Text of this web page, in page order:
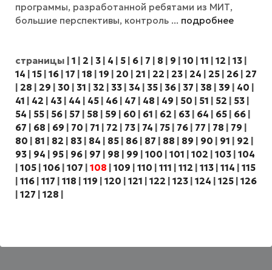
программы, разработанной ребятами из МИТ,
большие перспективы, контроль ... подробнее
страницы | 1 | 2 | 3 | 4 | 5 | 6 | 7 | 8 | 9 | 10 | 11 | 12 | 13 |
14 | 15 | 16 | 17 | 18 | 19 | 20 | 21 | 22 | 23 | 24 | 25 | 26 | 27
| 28 | 29 | 30 | 31 | 32 | 33 | 34 | 35 | 36 | 37 | 38 | 39 | 40 |
41 | 42 | 43 | 44 | 45 | 46 | 47 | 48 | 49 | 50 | 51 | 52 | 53 |
54 | 55 | 56 | 57 | 58 | 59 | 60 | 61 | 62 | 63 | 64 | 65 | 66 |
67 | 68 | 69 | 70 | 71 | 72 | 73 | 74 | 75 | 76 | 77 | 78 | 79 |
80 | 81 | 82 | 83 | 84 | 85 | 86 | 87 | 88 | 89 | 90 | 91 | 92 |
93 | 94 | 95 | 96 | 97 | 98 | 99 | 100 | 101 | 102 | 103 | 104
| 105 | 106 | 107 | 108 | 109 | 110 | 111 | 112 | 113 | 114 | 115
| 116 | 117 | 118 | 119 | 120 | 121 | 122 | 123 | 124 | 125 | 126
| 127 | 128 |